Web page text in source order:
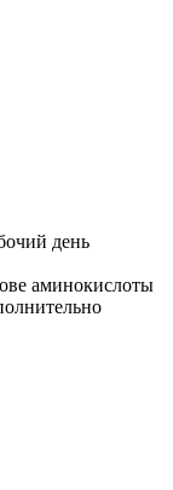
день
аминокислоты